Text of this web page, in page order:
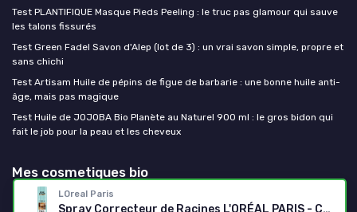
LOreal Paris
Spray Correcteur de Racines L'ORÉAL PARIS - Châtain Clair
Test PLANTIFIQUE Masque Pieds Peeling : le truc pas glamour qui sauve
les talons fissurés
Test Green Fadel Savon d'Alep (lot de 3) : un vrai savon simple, propre et
sans chichi
Test Artisam Huile de pépins de figue de barbarie : une bonne huile anti-
âge, mais pas magique
Test Huile de JOJOBA Bio Planète au Naturel 900 ml : le gros bidon qui
fait le job pour la peau et les cheveux
Mes cosmetiques bio